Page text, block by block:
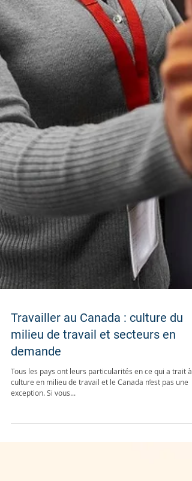
Travailler au Canada : culture du
milieu de travail et secteurs en
demande
exception. Si vous...